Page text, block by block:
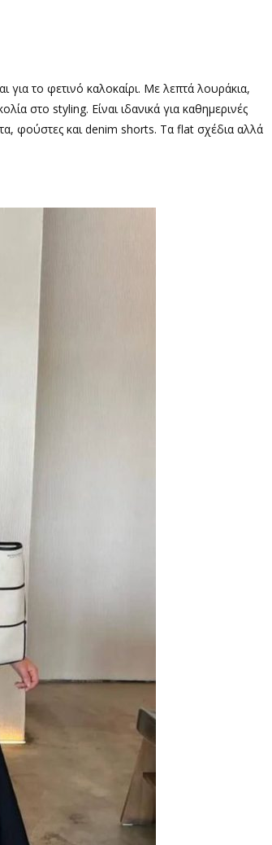
για το φετινό καλοκαίρι. Με λεπτά λουράκια,
στο styling. Είναι ιδανικά για καθημερινές
φούστες και denim shorts. Τα flat σχέδια αλλά